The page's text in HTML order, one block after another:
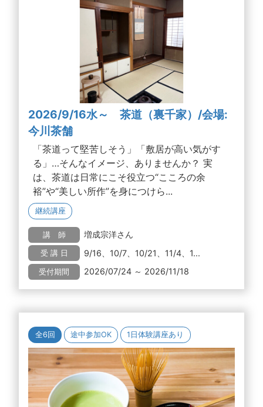
2026/9/16水～ 茶道（裏千家）/会場:
今川茶舗
「茶道って堅苦しそう」「敷居が高い気がす
る」…そんなイメージ、ありませんか？ 実
は、茶道は日常にこそ役立つ“こころの余
裕”や“美しい所作”を身につけら...
継続講座
講 師 増成宗洋さん
受 講 日 9/16、10/7、10/21、11/4、1...
受付期間 2026/07/24 ～ 2026/11/18
全6回 途中参加OK 1日体験講座あり